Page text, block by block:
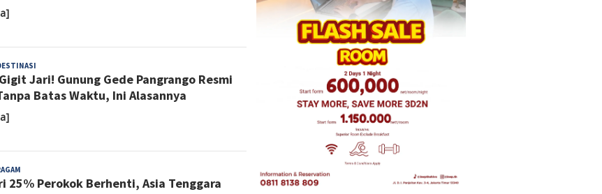
Jari! Gunung Gede Pangrango Resmi
Batas Waktu, Ini Alasannya
25% Perokok Berhenti, Asia Tenggara